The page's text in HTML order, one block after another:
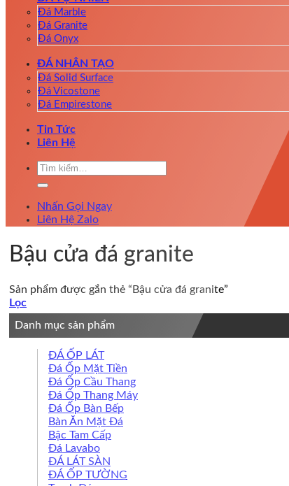
Đá Marble
Đá Granite
Đá Onyx
ĐÁ NHÂN TẠO
Đá Solid Surface
Đá Vicostone
Đá Empirestone
Tin Tức
Liên Hệ
Tìm
Nhấn Gọi Ngay
Liên Hệ Zalo
Bậu cửa đá granite
Sản phẩm được gắn thẻ “Bậu cửa đá granite”
Lọc
Danh mục sản phẩm
ĐÁ ỐP LÁT
Đá Ốp Mặt Tiền
Đá Ốp Cầu Thang
Đá Ốp Thang Máy
Đá Ốp Bàn Bếp
Bàn Ăn Mặt Đá
Bậc Tam Cấp
Đá Lavabo
ĐÁ LÁT SÀN
ĐÁ ỐP TƯỜNG